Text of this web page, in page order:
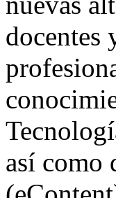
docentes
así como